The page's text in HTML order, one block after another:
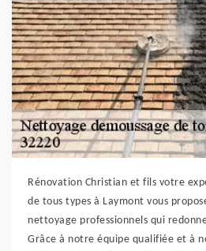
Rénovation Christian et fils votre
de tous types à Laymont vous
nettoyage professionnels qui
Grâce à notre équipe qualifiée et à